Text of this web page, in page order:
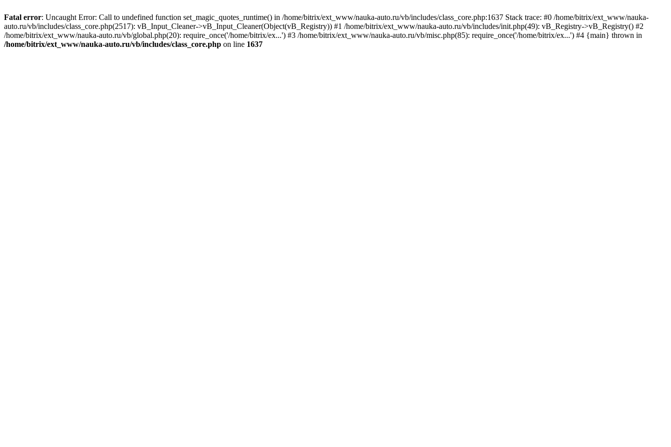
Fatal error: Uncaught Error: Call to undefined function set_magic_quotes_runtime() in /home/bitrix/ext_www/nauka-auto.ru/vb/includes/class_core.php:1637 Stack trace: #0 /home/bitrix/ext_www/nauka-
auto.ru/vb/includes/class_core.php(2517): vB_Input_Cleaner->vB_Input_Cleaner(Object(vB_Registry)) #1 /home/bitrix/ext_www/nauka-auto.ru/vb/includes/init.php(49): vB_Registry->vB_Registry() #2
/home/bitrix/ext_www/nauka-auto.ru/vb/global.php(20): require_once('/home/bitrix/ex...') #3 /home/bitrix/ext_www/nauka-auto.ru/vb/misc.php(85): require_once('/home/bitrix/ex...') #4 {main} thrown in
/home/bitrix/ext_www/nauka-auto.ru/vb/includes/class_core.php on line 1637